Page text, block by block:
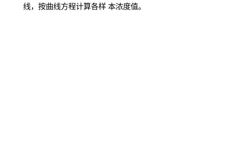
线，按曲线方程计算各样 本浓度值。